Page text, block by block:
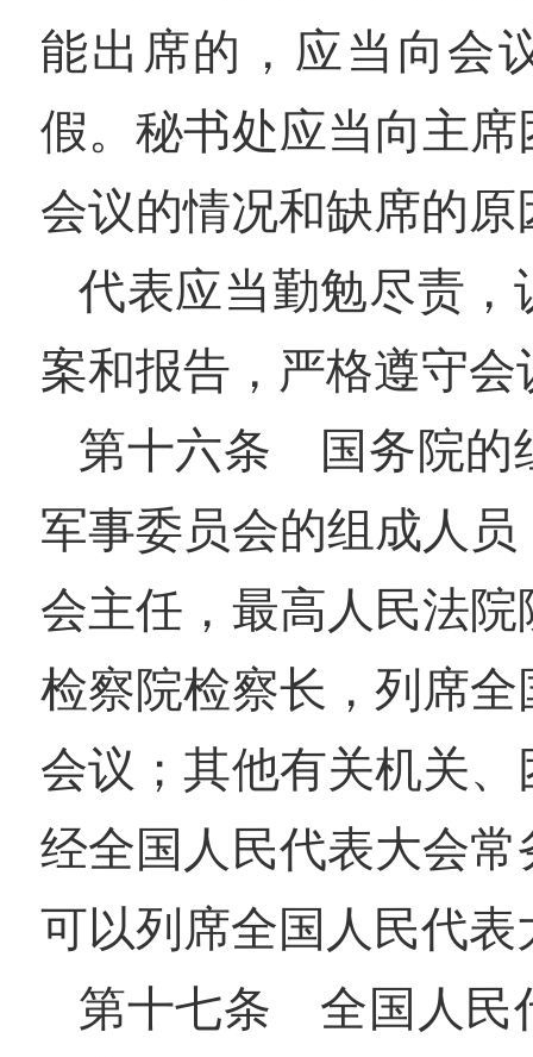
能出席的，应当向会
假。秘书处应当向主
会议的情况和缺席的原
代表应当勤勉尽责，
案和报告，严格遵守会
第十六条 国务院的
军事委员会的组成人
会主任，最高人民法
检察院检察长，列席
会议；其他有关机关
经全国人民代表大会
可以列席全国人民代表
第十七条 全国人民